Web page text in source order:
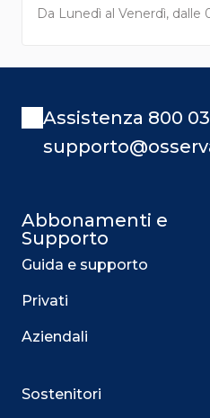
Da Lunedì al Venerdì, dalle
Assistenza 800
Abbonamenti e
Supporto
Guida e supporto
Privati
Aziendali
Sostenitori